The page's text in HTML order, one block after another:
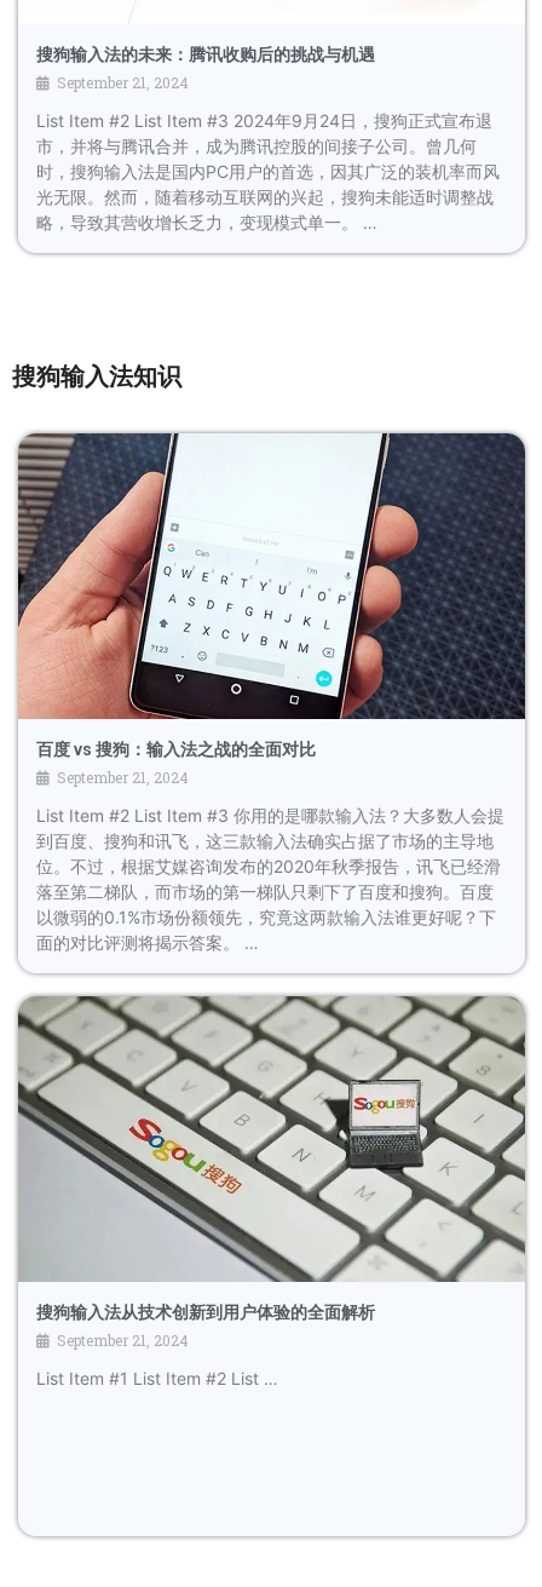
搜狗输入法的未来：腾讯收购后的挑战与机遇
September 21, 2024
List Item #2 List Item #3 2024年9月24日，搜狗正式宣布退
市，并将与腾讯合并，成为腾讯控股的间接子公司。曾几何
时，搜狗输入法是国内PC用户的首选，因其广泛的装机率而风
光无限。然而，随着移动互联网的兴起，搜狗未能适时调整战
略，导致其营收增长乏力，变现模式单一。 …
搜狗输入法知识
百度 vs 搜狗：输入法之战的全面对比
September 21, 2024
List Item #2 List Item #3 你用的是哪款输入法？大多数人会提
到百度、搜狗和讯飞，这三款输入法确实占据了市场的主导地
位。不过，根据艾媒咨询发布的2020年秋季报告，讯飞已经滑
落至第二梯队，而市场的第一梯队只剩下了百度和搜狗。百度
以微弱的0.1%市场份额领先，究竟这两款输入法谁更好呢？下
面的对比评测将揭示答案。 …
搜狗输入法从技术创新到用户体验的全面解析
September 21, 2024
List Item #1 List Item #2 List …